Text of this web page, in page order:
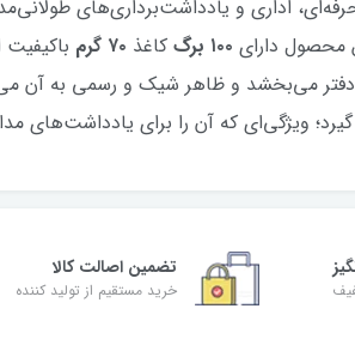
محصول دارای ۱۰۰ برگ کاغذ ۷۰ گرم
دفتر می‌بخشد و ظاهر شیک و رسمی به آن
ویژگی‌ای که آن را برای یادداشت‌های
تضمین اصالت کالا
خرید مستقیم از تولید کننده